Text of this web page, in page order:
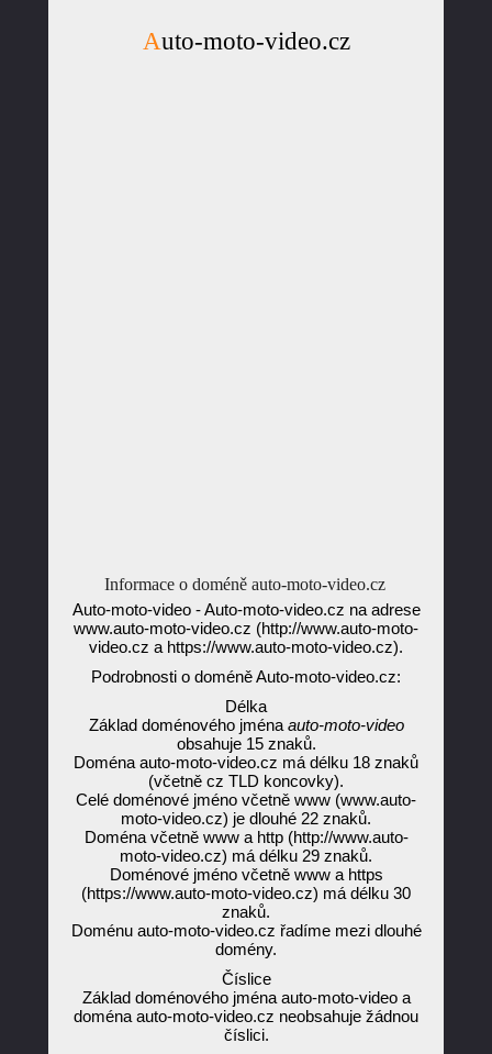
Auto-moto-video.cz
Informace o doméně auto-moto-video.cz
Auto-moto-video - Auto-moto-video.cz na adrese
www.auto-moto-video.cz (http://www.auto-moto-
video.cz a https://www.auto-moto-video.cz).
Podrobnosti o doméně Auto-moto-video.cz:
Délka
Základ doménového jména auto-moto-video
obsahuje 15 znaků.
Doména auto-moto-video.cz má délku 18 znaků
(včetně cz TLD koncovky).
Celé doménové jméno včetně www (www.auto-
moto-video.cz) je dlouhé 22 znaků.
Doména včetně www a http (http://www.auto-
moto-video.cz) má délku 29 znaků.
Doménové jméno včetně www a https
(https://www.auto-moto-video.cz) má délku 30
znaků.
Doménu auto-moto-video.cz řadíme mezi dlouhé
domény.
Číslice
Základ doménového jména auto-moto-video a
doména auto-moto-video.cz neobsahuje žádnou
číslici.